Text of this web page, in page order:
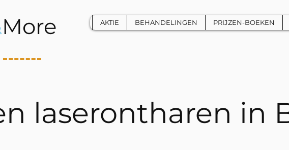
More AKTIE BEHANDELINGEN PRIJZEN-BOEKEN
laserontharen in